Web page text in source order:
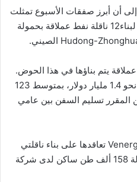
إلى أن أبرز صفقات الأسبوع تمثلت
لبناء12 ناقلة نفط عملاقة بحمولة
الصيني.
عملاقة يتم بناؤها في هذا الحوض.
نحو مليار دولار، بمتوسط
المقرر تسليم السفن بين عامي
تعاقدها على بناء ناقلتي
ألف طن ساكن لدى شركة